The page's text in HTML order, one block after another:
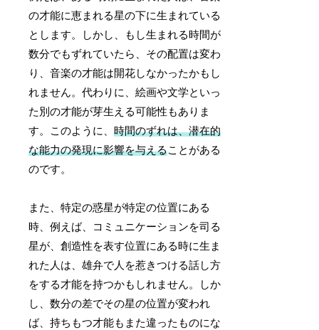
の才能に恵まれる星の下に生まれている
とします。しかし、もし生まれる時間が
数分でもずれていたら、その配置は変わ
り、音楽の才能は開花しなかったかもし
れません。代わりに、絵画や文学といっ
た別の才能が芽生える可能性もありま
す。このように、時間のずれは、潜在的
な能力の発現に影響を与えることがある
のです。
また、特定の惑星が特定の位置にある
時、例えば、コミュニケーションを司る
星が、創造性を表す位置にある時に生ま
れた人は、雄弁で人を惹きつける話し方
をする才能を持つかもしれません。しか
し、数分の差でその星の位置が変われ
ば、持ちもつ才能もまた違ったものにな